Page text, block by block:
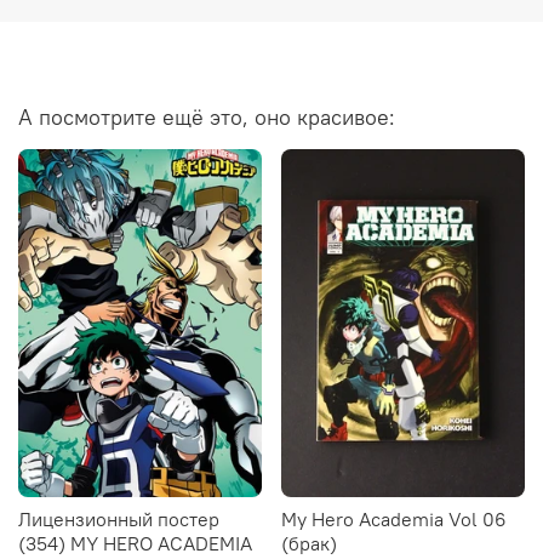
А посмотрите ещё это, оно красивое:
Лицензионный постер
(354) MY HERO ACADEMIA
My Hero Academia Vol 06
(брак)